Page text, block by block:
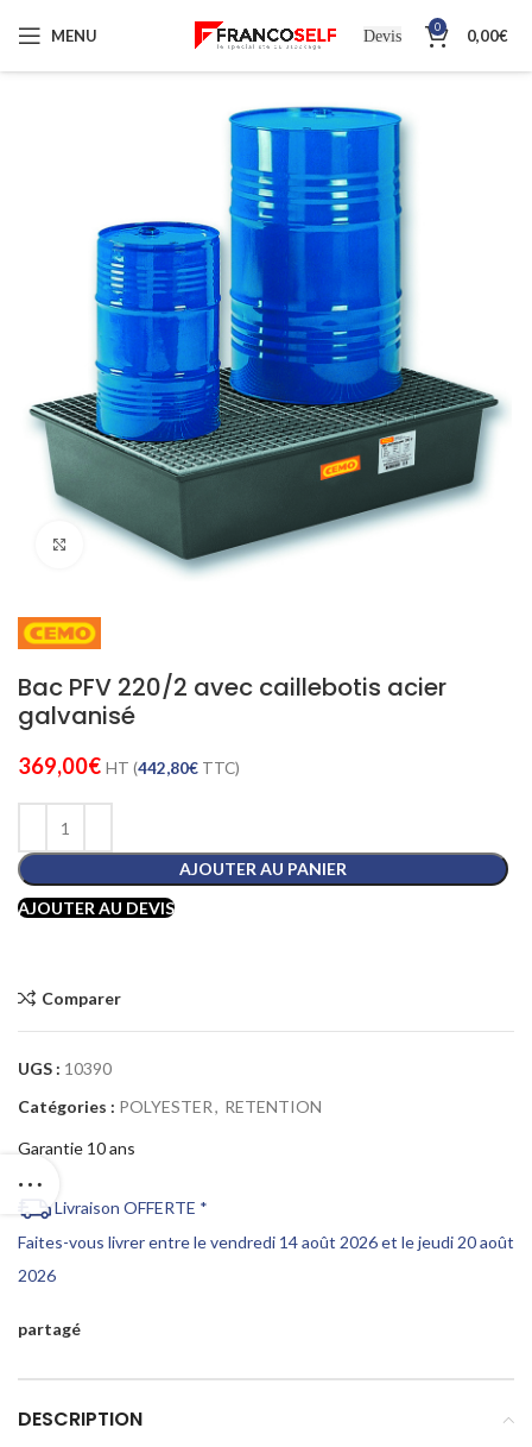
MENU Devis 0 0,00€
Cliquez pour agrandir
Bac PFV 220/2 avec caillebotis acier
galvanisé
369,00€ HT (442,80€ TTC)
AJOUTER AU PANIER
AJOUTER AU DEVIS
Comparer
UGS : 10390
Catégories : POLYESTER, RETENTION
Garantie 10 ans
Livraison OFFERTE *
Faites-vous livrer entre le vendredi 14 août 2026 et le jeudi 20 août
2026
partagé
DESCRIPTION